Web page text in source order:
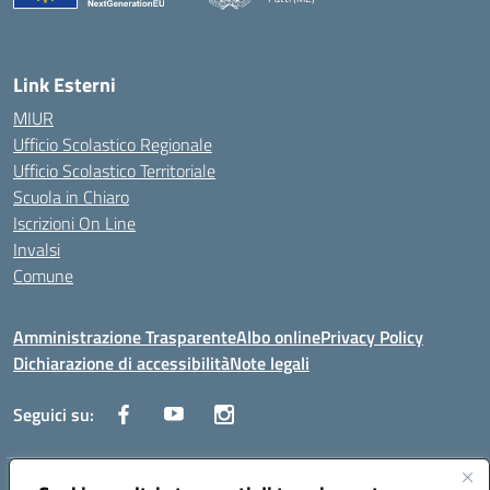
Link Esterni
MIUR
Ufficio Scolastico Regionale
Ufficio Scolastico Territoriale
Scuola in Chiaro
Iscrizioni On Line
Invalsi
Comune
Amministrazione TrasparenteAlbo onlinePrivacy Policy
Dichiarazione di accessibilitàNote legali
Seguici su: